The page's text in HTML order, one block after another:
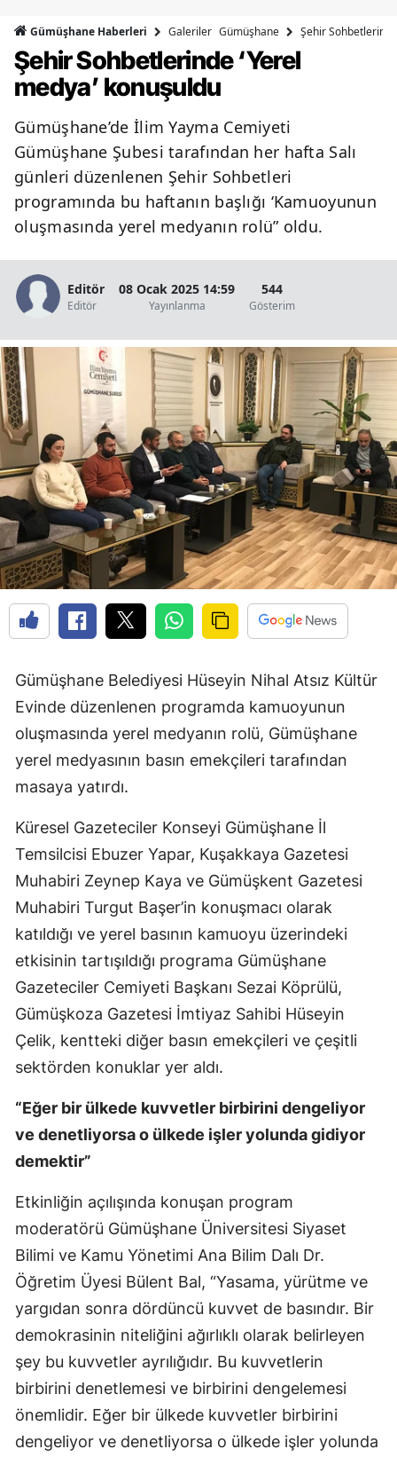
Bingöl
Bitlis
Bolu
Bursa
Çanakkale
Çorum
Denizli
Diyarbakır
Edirne
Elazığ
Erzincan
Erzurum
Eskişehir
Gaziantep
Giresun
Gümüşhane
Hakkari
Mersin
İstanbul
İzmir
Kars
Kastamonu
Kırklareli
Kırşehir
Kocaeli
Konya
Malatya
Manisa
Kahramanmaraş
Mardin
Muğla
Nevşehir
Gümüşhane Haberleri Galeriler Gümüşhane Şehir
Şehir Sohbetlerinde ‘Yerel
medya’ konuşuldu
Gümüşhane’de İlim Yayma Cemiyeti
Gümüşhane Şubesi tarafından her hafta Salı
günleri düzenlenen Şehir Sohbetleri
programında bu haftanın başlığı ‘Kamuoyunun
oluşmasında yerel medyanın rolü” oldu.
Editör
Editör
08 Ocak 2025 14:59
Yayınlanma
544
Gösterim
Gümüşhane Belediyesi Hüseyin Nihal Atsız Kültür
Evinde düzenlenen programda kamuoyunun
oluşmasında yerel medyanın rolü, Gümüşhane
yerel medyasının basın emekçileri tarafından
masaya yatırdı.
Küresel Gazeteciler Konseyi Gümüşhane İl
Temsilcisi Ebuzer Yapar, Kuşakkaya Gazetesi
Muhabiri Zeynep Kaya ve Gümüşkent Gazetesi
Muhabiri Turgut Başer’in konuşmacı olarak
katıldığı ve yerel basının kamuoyu üzerindeki
etkisinin tartışıldığı programa Gümüşhane
Gazeteciler Cemiyeti Başkanı Sezai Köprülü,
Gümüşkoza Gazetesi İmtiyaz Sahibi Hüseyin
Çelik, kentteki diğer basın emekçileri ve çeşitli
sektörden konuklar yer aldı.
“Eğer bir ülkede kuvvetler birbirini dengeliyor
ve denetliyorsa o ülkede işler yolunda gidiyor
demektir”
Etkinliğin açılışında konuşan program
moderatörü Gümüşhane Üniversitesi Siyaset
Bilimi ve Kamu Yönetimi Ana Bilim Dalı Dr.
Öğretim Üyesi Bülent Bal, “Yasama, yürütme ve
yargıdan sonra dördüncü kuvvet de basındır. Bir
demokrasinin niteliğini ağırlıklı olarak belirleyen
şey bu kuvvetler ayrılığıdır. Bu kuvvetlerin
birbirini denetlemesi ve birbirini dengelemesi
önemlidir. Eğer bir ülkede kuvvetler birbirini
dengeliyor ve denetliyorsa o ülkede işler yolunda